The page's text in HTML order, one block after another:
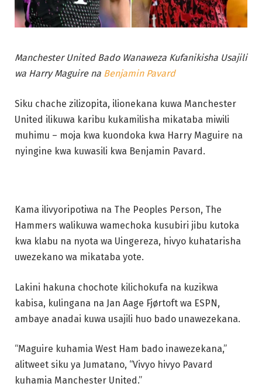
Manchester United Bado Wanaweza Kufanikisha Usajili
wa Harry Maguire na Benjamin Pavard
Siku chache zilizopita, ilionekana kuwa Manchester
United ilikuwa karibu kukamilisha mikataba miwili
muhimu – moja kwa kuondoka kwa Harry Maguire na
nyingine kwa kuwasili kwa Benjamin Pavard.
Kama ilivyoripotiwa na The Peoples Person, The
Hammers walikuwa wamechoka kusubiri jibu kutoka
kwa klabu na nyota wa Uingereza, hivyo kuhatarisha
uwezekano wa mikataba yote.
Lakini hakuna chochote kilichokufa na kuzikwa
kabisa, kulingana na Jan Aage Fjørtoft wa ESPN,
ambaye anadai kuwa usajili huo bado unawezekana.
“Maguire kuhamia West Ham bado inawezekana,”
alitweet siku ya Jumatano, “Vivyo hivyo Pavard
kuhamia Manchester United.”